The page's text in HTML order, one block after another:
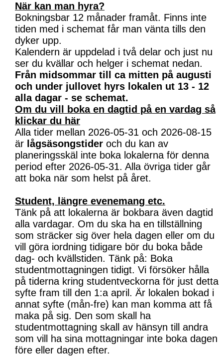
När kan man hyra?
Bokningsbar 12 månader framåt. Finns inte
tiden med i schemat får man vänta tills den
dyker upp.
Kalendern är uppdelad i två delar och just nu
ser du kvällar och helger i schemat nedan.
Från midsommar till ca mitten på augusti
och under jullovet hyrs lokalen ut 13 - 12
alla dagar - se schemat.
Om du vill boka en dagtid på en vardag så
klickar du här
Alla tider mellan 2026-05-31 och 2026-08-15
är lågsäsongstider och du kan av
planeringsskäl inte boka lokalerna för denna
period efter 2026-05-31. Alla övriga tider går
att boka när som helst på året.
Student, längre evenemang etc.
Tänk på att lokalerna är bokbara även dagtid
alla vardagar. Om du ska ha en tillställning
som sträcker sig över hela dagen eller om du
vill göra iordning tidigare bör du boka både
dag- och kvällstiden. Tänk på: Boka
studentmottagningen tidigt. Vi försöker hålla
på tiderna kring studentveckorna för just detta
syfte fram till den 1:a april. Är lokalen bokad i
annat syfte (mån-fre) kan man komma att få
maka på sig. Den som skall ha
studentmottagning skall av hänsyn till andra
som vill ha sina mottagningar inte boka dagen
före eller dagen efter.